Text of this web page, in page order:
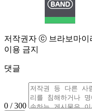
저작권자 ⓒ 브라보마이
이용 금지
댓글
0 / 300